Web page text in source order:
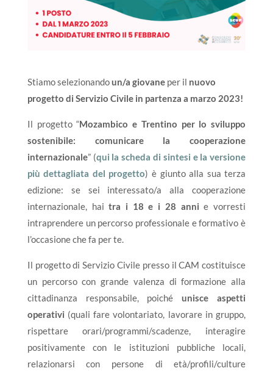
Stiamo selezionandoun/a giovane per il nuovo
progetto di Servizio Civile in partenza a marzo 2023!
Il progetto “Mozambico e Trentino per lo sviluppo
sostenibile: comunicare la cooperazione
internazionale” (qui la scheda di sintesi e la versione
più dettagliata del progetto) è giunto alla sua terza
edizione: se sei interessato/a alla cooperazione
internazionale, haitra i 18 e i 28 anni e vorresti
intraprendere un percorso professionale e formativo è
l’occasione che fa per te.
Il progetto di Servizio Civile presso il CAM costituisce
un percorso con grande valenza di formazione alla
cittadinanza responsabile, poichéunisce aspetti
operativi (quali fare volontariato, lavorare in gruppo,
rispettare orari/programmi/scadenze, interagire
positivamente con le istituzioni pubbliche locali,
relazionarsi con persone di età/profili/culture